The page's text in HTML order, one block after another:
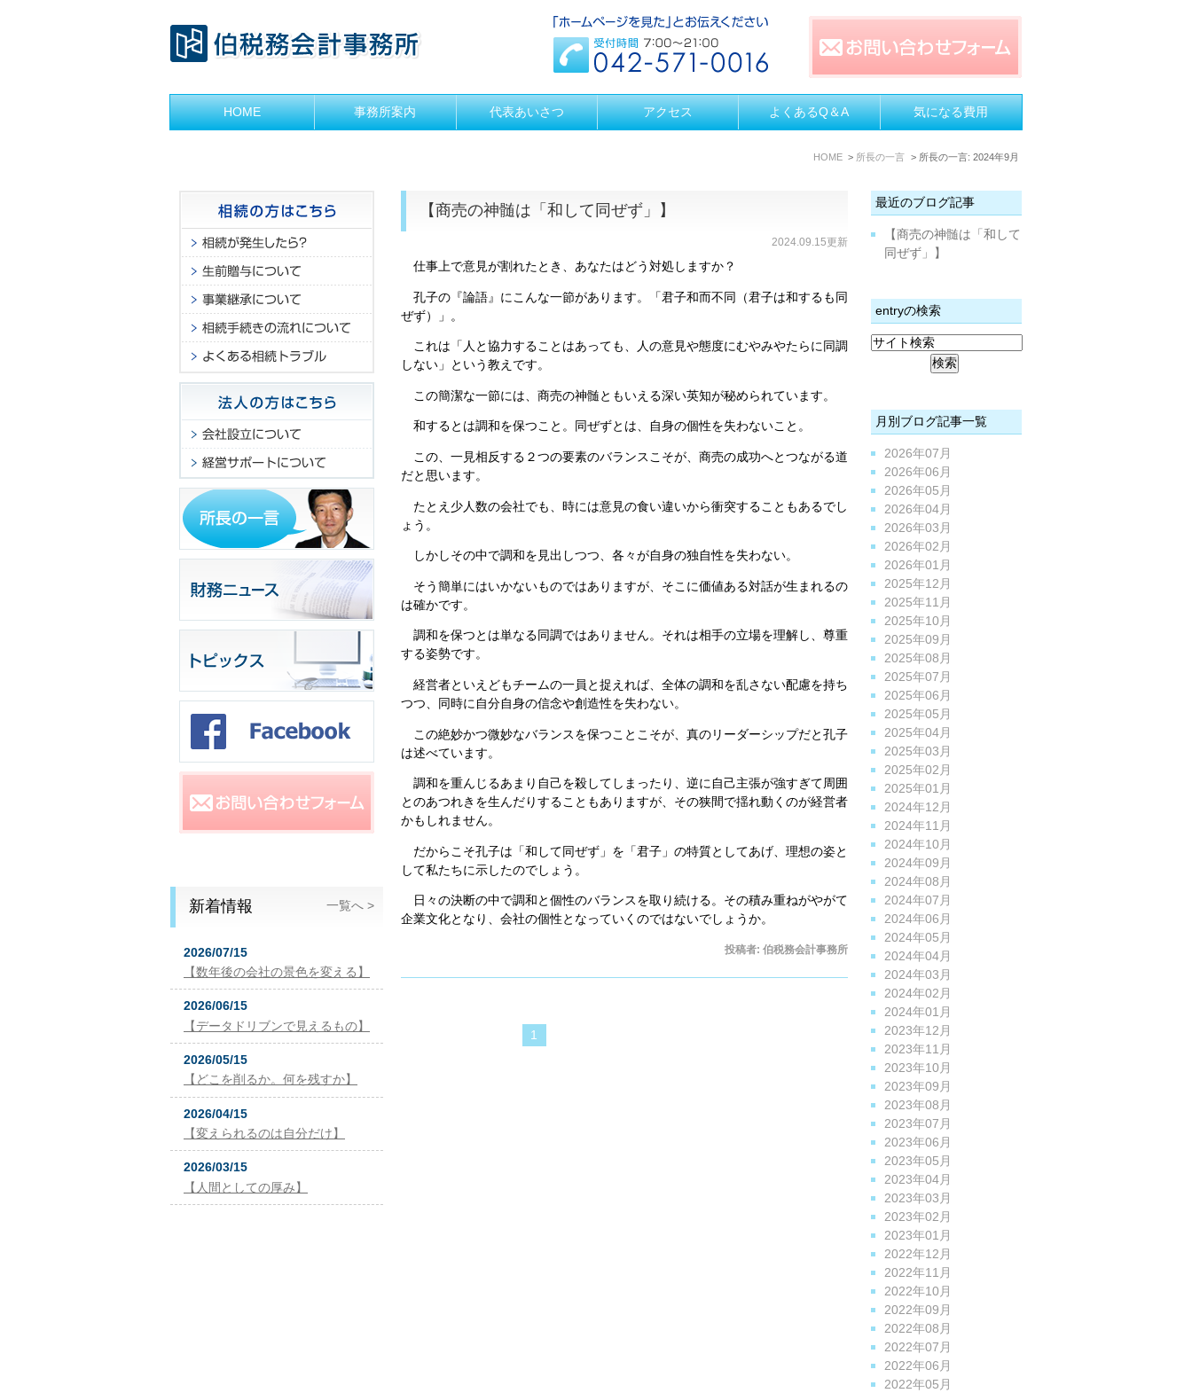
HOME 事務所案内 代表あいさつ アクセス よくあるQ＆A 気になる費用
HOME 所長の一言 所長の一言: 2024年9月
【商売の神髄は「和して同ぜず」】
2024.09.15更新
仕事上で意見が割れたとき、あなたはどう対処しますか？
孔子の『論語』にこんな一節があります。「君子和而不同（君子は和するも同
ぜず）」。
これは「人と協力することはあっても、人の意見や態度にむやみやたらに同調
しない」という教えです。
この簡潔な一節には、商売の神髄ともいえる深い英知が秘められています。
和するとは調和を保つこと。同ぜずとは、自身の個性を失わないこと。
この、一見相反する２つの要素のバランスこそが、商売の成功へとつながる道
だと思います。
たとえ少人数の会社でも、時には意見の食い違いから衝突することもあるでし
ょう。
しかしその中で調和を見出しつつ、各々が自身の独自性を失わない。
そう簡単にはいかないものではありますが、そこに価値ある対話が生まれるの
は確かです。
調和を保つとは単なる同調ではありません。それは相手の立場を理解し、尊重
する姿勢です。
経営者といえどもチームの一員と捉えれば、全体の調和を乱さない配慮を持ち
つつ、同時に自分自身の信念や創造性を失わない。
この絶妙かつ微妙なバランスを保つことこそが、真のリーダーシップだと孔子
は述べています。
調和を重んじるあまり自己を殺してしまったり、逆に自己主張が強すぎて周囲
とのあつれきを生んだりすることもありますが、その狭間で揺れ動くのが経営者
かもしれません。
だからこそ孔子は「和して同ぜず」を「君子」の特質としてあげ、理想の姿と
して私たちに示したのでしょう。
日々の決断の中で調和と個性のバランスを取り続ける。その積み重ねがやがて
企業文化となり、会社の個性となっていくのではないでしょうか。
投稿者: 伯税務会計事務所
1
最近のブログ記事
【商売の神髄は「和して
同ぜず」】
entryの検索
月別ブログ記事一覧
2026年07月
2026年06月
2026年05月
2026年04月
2026年03月
2026年02月
2026年01月
2025年12月
2025年11月
2025年10月
2025年09月
2025年08月
2025年07月
2025年06月
2025年05月
2025年04月
2025年03月
2025年02月
2025年01月
2024年12月
2024年11月
2024年10月
2024年09月
2024年08月
2024年07月
2024年06月
2024年05月
2024年04月
2024年03月
2024年02月
2024年01月
2023年12月
2023年11月
2023年10月
2023年09月
2023年08月
2023年07月
2023年06月
2023年05月
2023年04月
2023年03月
2023年02月
2023年01月
2022年12月
2022年11月
2022年10月
2022年09月
2022年08月
2022年07月
2022年06月
2022年05月
新着情報 一覧へ >
2026/07/15
【数年後の会社の景色を変える】
2026/06/15
【データドリブンで見えるもの】
2026/05/15
【どこを削るか。何を残すか】
2026/04/15
【変えられるのは自分だけ】
2026/03/15
【人間としての厚み】